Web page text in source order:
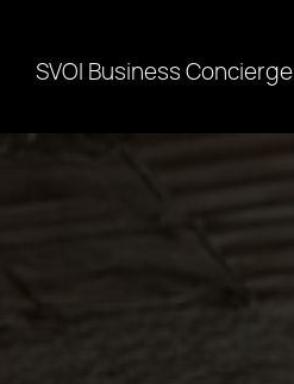
SVOI Business Concierge